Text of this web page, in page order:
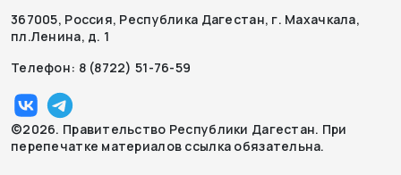
367005, Россия, Республика Дагестан, г. Махачкала,
пл.Ленина, д. 1
Телефон: 8 (8722) 51-76-59
©2026. Правительство Республики Дагестан. При
перепечатке материалов ссылка обязательна.